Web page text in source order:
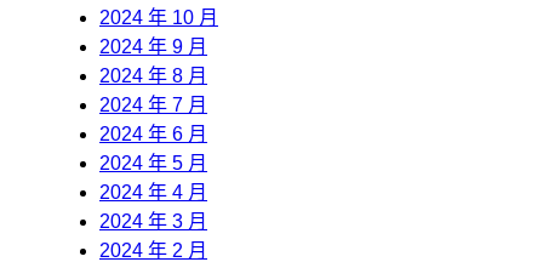
2024 年 10 月
2024 年 9 月
2024 年 8 月
2024 年 7 月
2024 年 6 月
2024 年 5 月
2024 年 4 月
2024 年 3 月
2024 年 2 月